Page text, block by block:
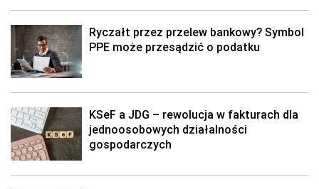
Ryczałt przez przelew bankowy? Symbol
PPE może przesądzić o podatku
KSeF a JDG – rewolucja w fakturach dla
jednoosobowych działalności
gospodarczych